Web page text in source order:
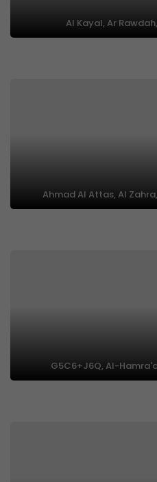
Al Kayal, Ar
Ahmad Al Attas, Al
G5C6+J6Q, Al-